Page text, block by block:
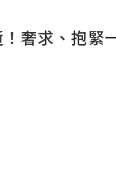
！奢求、抱